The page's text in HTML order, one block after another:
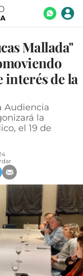
Mallada"
interés de la
Audiencia
la
el 19 de